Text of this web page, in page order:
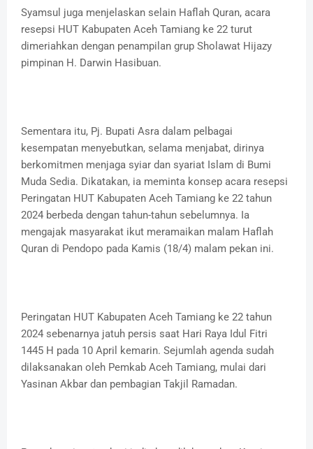
Syamsul juga menjelaskan selain Haflah Quran, acara
resepsi HUT Kabupaten Aceh Tamiang ke 22 turut
dimeriahkan dengan penampilan grup Sholawat Hijazy
pimpinan H. Darwin Hasibuan.
Sementara itu, Pj. Bupati Asra dalam pelbagai
kesempatan menyebutkan, selama menjabat, dirinya
berkomitmen menjaga syiar dan syariat Islam di Bumi
Muda Sedia. Dikatakan, ia meminta konsep acara resepsi
Peringatan HUT Kabupaten Aceh Tamiang ke 22 tahun
2024 berbeda dengan tahun-tahun sebelumnya. Ia
mengajak masyarakat ikut meramaikan malam Haflah
Quran di Pendopo pada Kamis (18/4) malam pekan ini.
Peringatan HUT Kabupaten Aceh Tamiang ke 22 tahun
2024 sebenarnya jatuh persis saat Hari Raya Idul Fitri
1445 H pada 10 April kemarin. Sejumlah agenda sudah
dilaksanakan oleh Pemkab Aceh Tamiang, mulai dari
Yasinan Akbar dan pembagian Takjil Ramadan.